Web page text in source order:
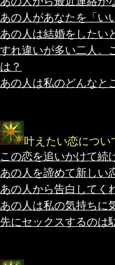
あの人があなたを「い
あの人は結婚をしたい
すれ違いが多い二人。
は？
あの人は私のどんなと
叶えたい恋につい
この恋を追いかけて続
あの人を諦めて新しい
あの人から告白してく
あの人は私の気持ちに
先にセックスするのは